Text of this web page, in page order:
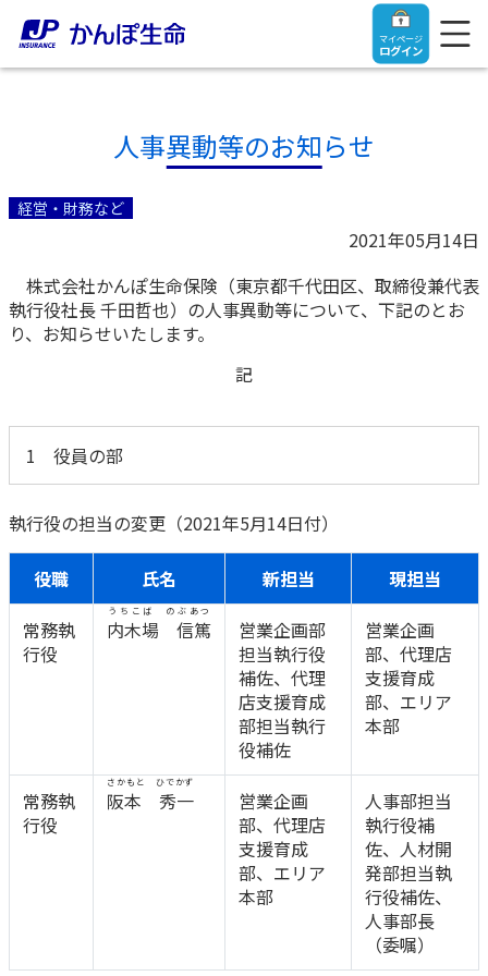
マイページ
ログイン
トップ
ご契約者さま
マイページログイン
入院保険金・手術保険金のご請求
お手続き一覧
きっかけ・できごとから探す
マイページでできること
新規登録
保険をご検討中のお客さま
終身保険
定期保険
学資保険
長寿支援保険
お見積りシミュレーション
保険の探し方のポイント
これからのライフイベントでかかる費用とは？
【まずはご相談ください】企業経営でお悩みの方はこ
ちら
法人のお客さま向け商品一覧
目的から探す
お役立ち情報
かんぽ生命の団体取扱い
お役立ち情報
かんぽのLifeサポートナビ
お金
子育て
かんぽ生命について
かんぽ生命について
会社概要
財務情報
株主・投資家のみなさまへ
日本郵政グループとしての取り組み
CM・オウンドメディア／ソーシャルメディア
よくあるご質問
お問い合わせ
株主・投資家のみなさまへ
人事異動等のお知らせ
経営・財務など
2021年05月14日
株式会社かんぽ生命保険（東京都千代田区、取締役兼代表
執行役社長 千田哲也）の人事異動等について、下記のとお
り、お知らせいたします。
記
1 役員の部
執行役の担当の変更（2021年5月14日付）
役職 氏名 新担当
現担当
常務執
行役
内木場 信篤
うちこば のぶあつ
営業企画部
担当執行役
補佐、代理
店支援育成
部担当執行
役補佐
営業企画
部、代理店
支援育成
部、エリア
本部
常務執
行役
阪本 秀一
さかもと ひでかず
営業企画
部、代理店
支援育成
部、エリア
本部
人事部担当
執行役補
佐、人材開
発部担当執
行役補佐、
人事部長
（委嘱）